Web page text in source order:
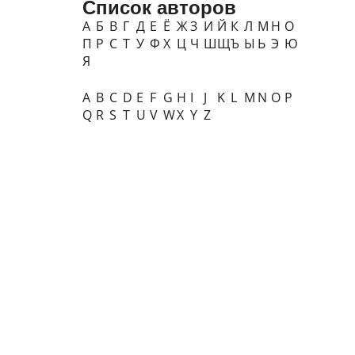
Список авторов
А Б В Г Д Е Ё ЖЗ И Й К Л М Н О
П Р С Т У Ф Х Ц Ч ШЩЪ Ы Ь Э Ю
Я
A B C D E F G H I J K L M N O P
Q R S T U V WX Y Z